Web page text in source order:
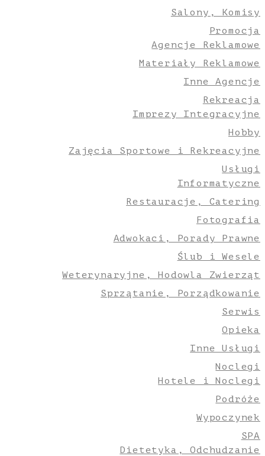
Salony, Komisy
Promocja
Agencje Reklamowe
Materiały Reklamowe
Inne Agencje
Rekreacja
Imprezy Integracyjne
Hobby
Zajęcia Sportowe i Rekreacyjne
Usługi
Informatyczne
Restauracje, Catering
Fotografia
Adwokaci, Porady Prawne
Ślub i Wesele
Weterynaryjne, Hodowla Zwierząt
Sprzątanie, Porządkowanie
Serwis
Opieka
Inne Usługi
Noclegi
Hotele i Noclegi
Podróże
Wypoczynek
SPA
Dietetyka, Odchudzanie